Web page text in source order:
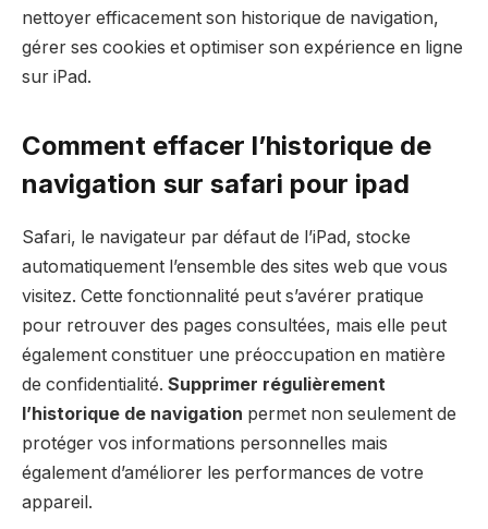
nettoyer efficacement son historique de navigation,
gérer ses cookies et optimiser son expérience en ligne
sur iPad.
Comment effacer l’historique de
navigation sur safari pour ipad
Safari, le navigateur par défaut de l’iPad, stocke
automatiquement l’ensemble des sites web que vous
visitez. Cette fonctionnalité peut s’avérer pratique
pour retrouver des pages consultées, mais elle peut
également constituer une préoccupation en matière
de confidentialité. Supprimer régulièrement
l’historique de navigation permet non seulement de
protéger vos informations personnelles mais
également d’améliorer les performances de votre
appareil.